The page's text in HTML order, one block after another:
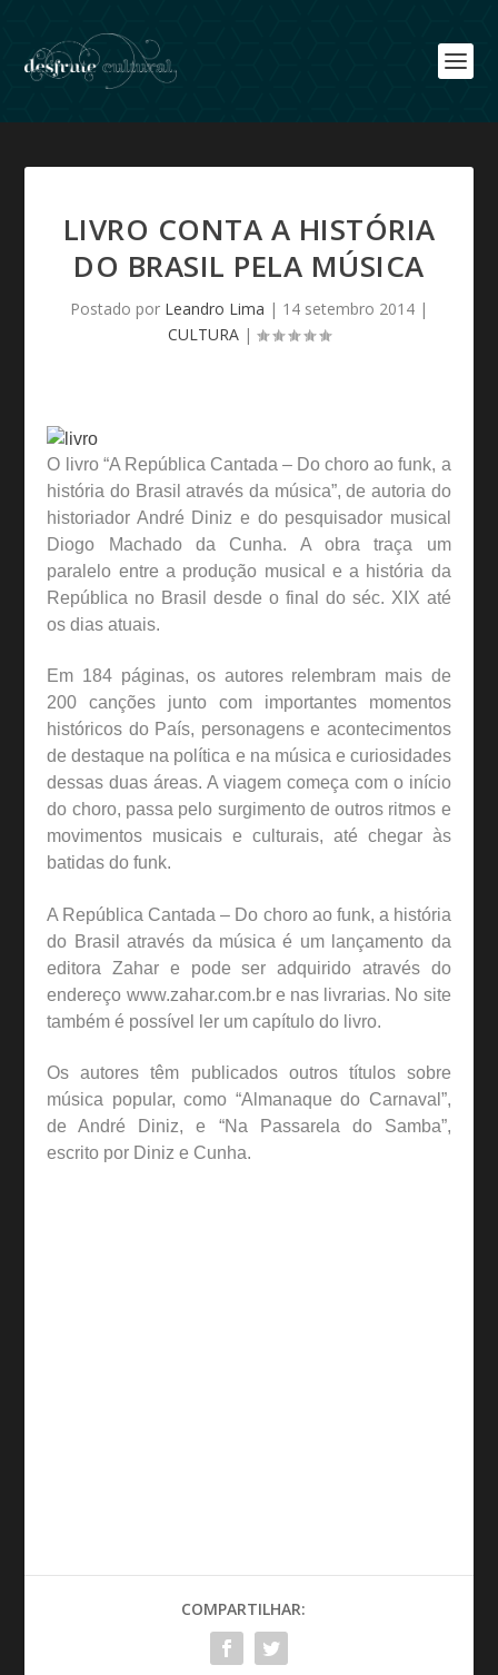
LIVRO CONTA A HISTÓRIA
DO BRASIL PELA MÚSICA
Postado por Leandro Lima | 14 setembro 2014 |
CULTURA |
O livro “A República Cantada – Do choro ao funk, a
história do Brasil através da música”, de autoria do
historiador André Diniz e do pesquisador musical
Diogo Machado da Cunha. A obra traça um
paralelo entre a produção musical e a história da
República no Brasil desde o final do séc. XIX até
os dias atuais.
Em 184 páginas, os autores relembram mais de
200 canções junto com importantes momentos
históricos do País, personagens e acontecimentos
de destaque na política e na música e curiosidades
dessas duas áreas. A viagem começa com o início
do choro, passa pelo surgimento de outros ritmos e
movimentos musicais e culturais, até chegar às
batidas do funk.
A República Cantada – Do choro ao funk, a história
do Brasil através da música é um lançamento da
editora Zahar e pode ser adquirido através do
endereço www.zahar.com.br e nas livrarias. No site
também é possível ler um capítulo do livro.
Os autores têm publicados outros títulos sobre
música popular, como “Almanaque do Carnaval”,
de André Diniz, e “Na Passarela do Samba”,
escrito por Diniz e Cunha.
COMPARTILHAR: